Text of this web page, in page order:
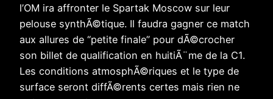
l’OM ira affronter le Spartak Moscow sur leur
pelouse synthÃ©tique. Il faudra gagner ce match
aux allures de “petite finale” pour dÃ©crocher
son billet de qualification en huitiÃ¨me de la C1.
Les conditions atmosphÃ©riques et le type de
surface seront diffÃ©rents certes mais rien ne